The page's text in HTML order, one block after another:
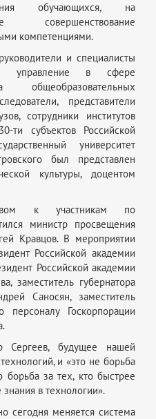
обучающихся, на
совершенствование
компетенциями.
и специалисты
управление в сфере
общеобразовательных
представители
сотрудники институтов
ти субъектов Российской
университет
был представлен
культуры, доцентом
к участникам по
министр просвещения
Кравцов. В мероприятии
Российской академии
Российской академии
заместитель губернатора
Саносян, заместитель
персоналу Госкорпорации
Сергеев, будущее нашей
и «это не борьба
за тех, кто быстрее
в технологии».
сегодня меняется система